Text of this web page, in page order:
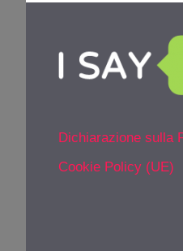
Dichiarazione sulla
Cookie Policy (UE)